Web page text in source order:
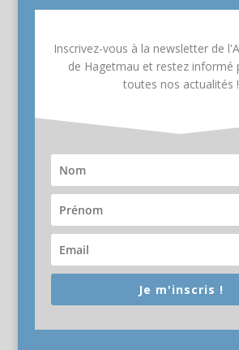
Inscrivez-vous à la newsletter de
de Hagetmau et restez informé
toutes nos actualités !
Je m'inscris !